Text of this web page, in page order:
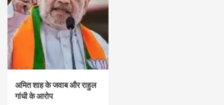
अमित शाह के जवाब और राहुल
गांधी के आरोप